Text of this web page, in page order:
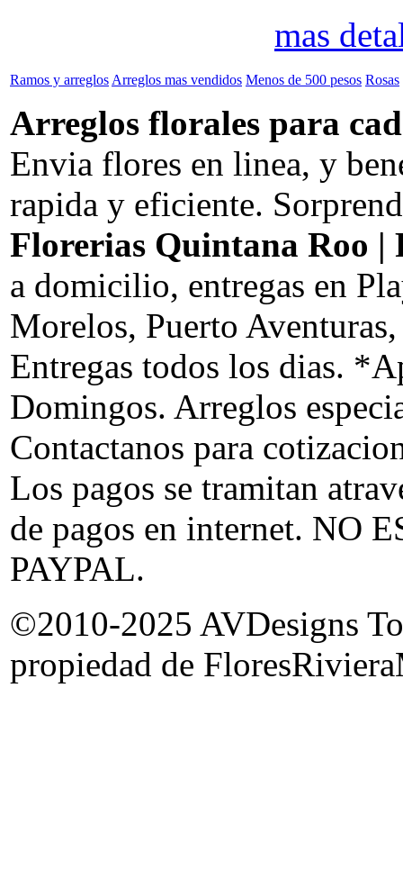
mas
Ramos y arreglos Arreglos mas vendidos Menos de 500 pesos Rosas
Arreglos florales para
Envia flores en linea, y
rapida y eficiente.
Florerias Quintana Roo |
a domicilio, entregas en
Morelos, Puerto
Entregas todos los dias.
Domingos. Arreglos
Contactanos para
Los pagos se tramitan
de pagos en internet. NO
PAYPAL.
©2010-2025 AVDesigns
propiedad de